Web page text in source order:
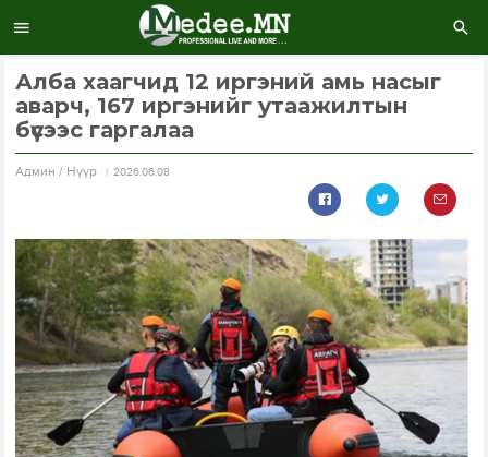
Алба хаагчид 12 иргэний амь насыг
аварч, 167 иргэнийг утаажилтын
бүсээс гаргалаа
Aдмин / Нүүр 2026.06.08